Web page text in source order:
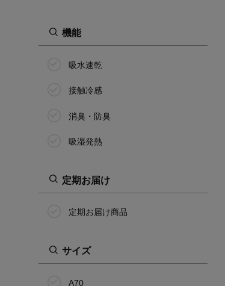
機能
吸水速乾
接触冷感
消臭・防臭
吸湿発熱
定期お届け
定期お届け商品
サイズ
A70